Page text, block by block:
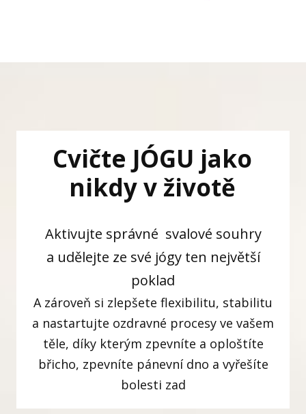
Cvičte JÓGU jako
nikdy v životě
Aktivujte správné svalové souhry
a udělejte ze své jógy ten největší
poklad
A zároveň si zlepšete flexibilitu, stabilitu
a nastartujte ozdravné procesy ve vašem
těle, díky kterým zpevníte a oploštíte
břicho, zpevníte pánevní dno a vyřešíte
bolesti zad